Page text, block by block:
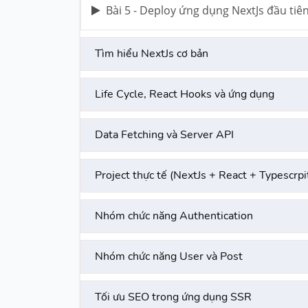
Bài 5 - Deploy ứng dụng NextJs đầu tiên
Tìm hiểu NextJs cơ bản
Life Cycle, React Hooks và ứng dụng
Data Fetching và Server API
Project thực tế (NextJs + React +
Nhóm chức năng Authentication
Nhóm chức năng User và Post
Tối ưu SEO trong ứng dụng SSR